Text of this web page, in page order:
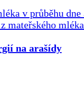
v průběhu dne
mateřského
na arašídy